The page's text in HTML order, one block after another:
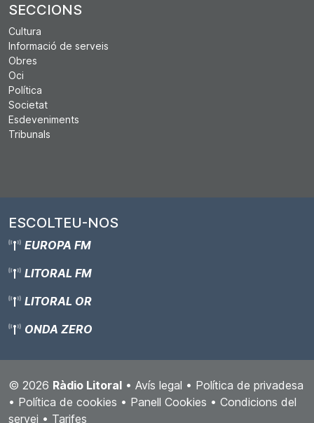
SECCIONS
Cultura
Informació de serveis
Obres
Oci
Política
Societat
Esdeveniments
Tribunals
ESCOLTEU-NOS
EUROPA FM
LITORAL FM
LITORAL OR
ONDA ZERO
© 2026 Ràdio Litoral • Avís legal • Política de privadesa
• Política de cookies • Panell Cookies • Condicions del
servei • Tarifes